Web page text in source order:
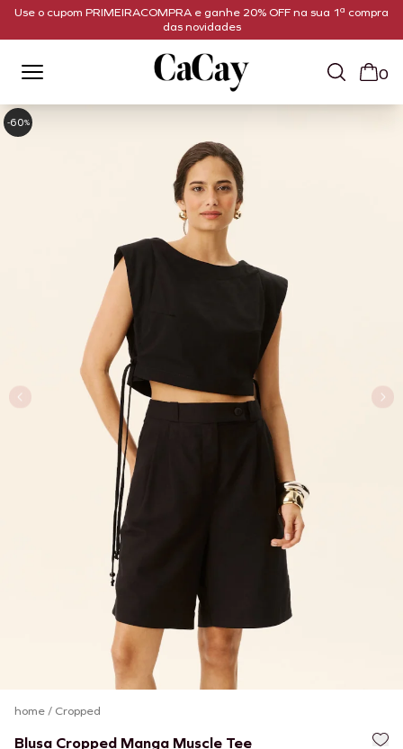
Use o cupom PRIMEIRACOMPRA e ganhe 20% OFF na sua 1ª compra
das novidades
0
-60%
home/ Cropped
Blusa Cropped Manga Muscle Tee